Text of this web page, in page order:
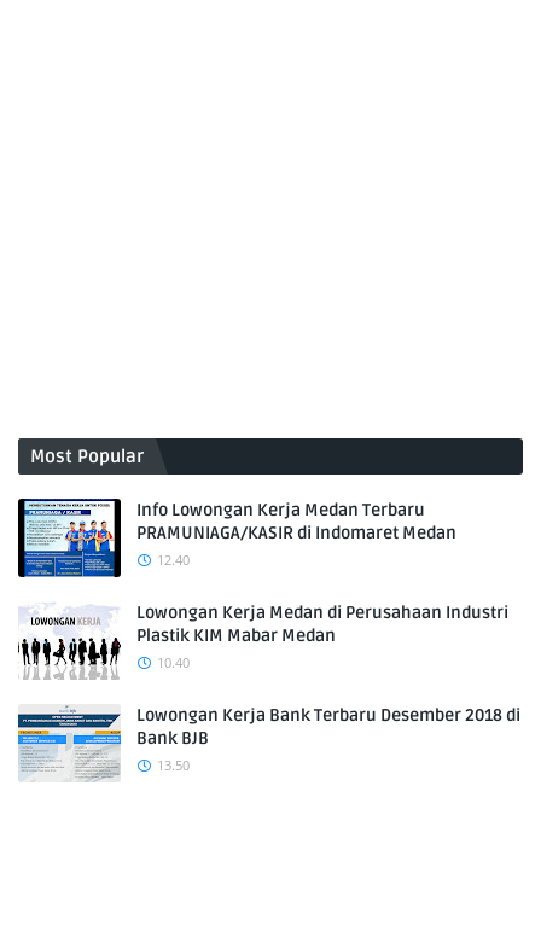
Most Popular
Info Lowongan Kerja Medan Terbaru
PRAMUNIAGA/KASIR di Indomaret Medan
12.40
Lowongan Kerja Medan di Perusahaan Industri
Plastik KIM Mabar Medan
10.40
Lowongan Kerja Bank Terbaru Desember 2018 di
Bank BJB
13.50